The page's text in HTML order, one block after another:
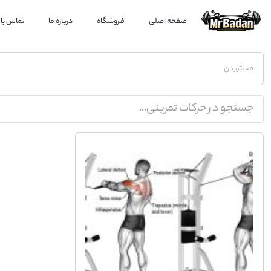
صفحه اصلی فروشگاه درباره ما تماس
مستربدن
جستجو در حرکات تمرینی...